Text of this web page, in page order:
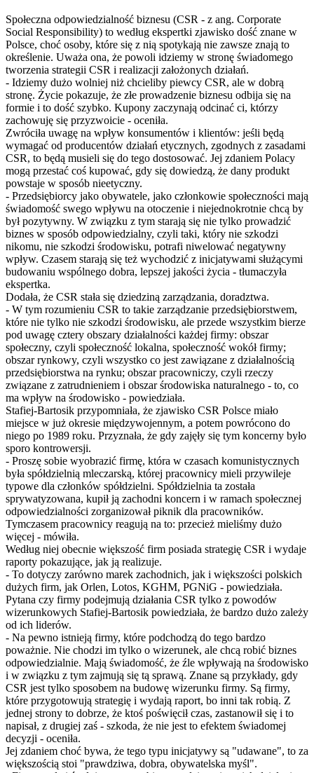
Społeczna odpowiedzialność biznesu (CSR - z ang. Corporate
Social Responsibility) to według ekspertki zjawisko dość znane w
Polsce, choć osoby, które się z nią spotykają nie zawsze znają to
określenie. Uważa ona, że powoli idziemy w stronę świadomego
tworzenia strategii CSR i realizacji założonych działań.
- Idziemy dużo wolniej niż chcieliby piewcy CSR, ale w dobrą
stronę. Życie pokazuje, że złe prowadzenie biznesu odbija się na
formie i to dość szybko. Kupony zaczynają odcinać ci, którzy
zachowuję się przyzwoicie - oceniła.
Zwróciła uwagę na wpływ konsumentów i klientów: jeśli będą
wymagać od producentów działań etycznych, zgodnych z zasadami
CSR, to będą musieli się do tego dostosować. Jej zdaniem Polacy
mogą przestać coś kupować, gdy się dowiedzą, że dany produkt
powstaje w sposób nieetyczny.
- Przedsiębiorcy jako obywatele, jako członkowie społeczności mają
świadomość swego wpływu na otoczenie i niejednokrotnie chcą by
był pozytywny. W związku z tym starają się nie tylko prowadzić
biznes w sposób odpowiedzialny, czyli taki, który nie szkodzi
nikomu, nie szkodzi środowisku, potrafi niwelować negatywny
wpływ. Czasem starają się też wychodzić z inicjatywami służącymi
budowaniu wspólnego dobra, lepszej jakości życia - tłumaczyła
ekspertka.
Dodała, że CSR stała się dziedziną zarządzania, doradztwa.
- W tym rozumieniu CSR to takie zarządzanie przedsiębiorstwem,
które nie tylko nie szkodzi środowisku, ale przede wszystkim bierze
pod uwagę cztery obszary działalności każdej firmy: obszar
społeczny, czyli społeczność lokalna, społeczność wokół firmy;
obszar rynkowy, czyli wszystko co jest zawiązane z działalnością
przedsiębiorstwa na rynku; obszar pracowniczy, czyli rzeczy
związane z zatrudnieniem i obszar środowiska naturalnego - to, co
ma wpływ na środowisko - powiedziała.
Stafiej-Bartosik przypomniała, że zjawisko CSR Polsce miało
miejsce w już okresie międzywojennym, a potem powrócono do
niego po 1989 roku. Przyznała, że gdy zajęły się tym koncerny było
sporo kontrowersji.
- Proszę sobie wyobrazić firmę, która w czasach komunistycznych
była spółdzielnią mleczarską, której pracownicy mieli przywileje
typowe dla członków spółdzielni. Spółdzielnia ta została
sprywatyzowana, kupił ją zachodni koncern i w ramach społecznej
odpowiedzialności zorganizował piknik dla pracowników.
Tymczasem pracownicy reagują na to: przecież mieliśmy dużo
więcej - mówiła.
Według niej obecnie większość firm posiada strategię CSR i wydaje
raporty pokazujące, jak ją realizuje.
- To dotyczy zarówno marek zachodnich, jak i większości polskich
dużych firm, jak Orlen, Lotos, KGHM, PGNiG - powiedziała.
Pytana czy firmy podejmują działania CSR tylko z powodów
wizerunkowych Stafiej-Bartosik powiedziała, że bardzo dużo zależy
od ich liderów.
- Na pewno istnieją firmy, które podchodzą do tego bardzo
poważnie. Nie chodzi im tylko o wizerunek, ale chcą robić biznes
odpowiedzialnie. Mają świadomość, że źle wpływają na środowisko
i w związku z tym zajmują się tą sprawą. Znane są przykłady, gdy
CSR jest tylko sposobem na budowę wizerunku firmy. Są firmy,
które przygotowują strategię i wydają raport, bo inni tak robią. Z
jednej strony to dobrze, że ktoś poświęcił czas, zastanowił się i to
napisał, z drugiej zaś - szkoda, że nie jest to efektem świadomej
decyzji - oceniła.
Jej zdaniem choć bywa, że tego typu inicjatywy są "udawane", to za
większością stoi "prawdziwa, dobra, obywatelska myśl".